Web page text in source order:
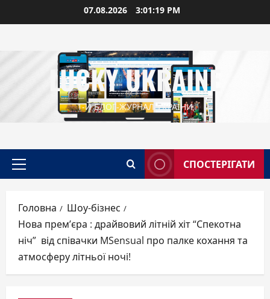
до
07.08.2026 3:01:20 PM
LUCKY UKRAINE
1-Й БЛОГ-ЖУРНАЛ УКРАЇНИ
Головне
СПОСТЕРІГАТИ
Головна
Шоу-бізнес
Нова прем’єра : драйвовий літній хіт “Спекотна
ніч” від співачки MSensual про палке кохання та
атмосферу літньої ночі!